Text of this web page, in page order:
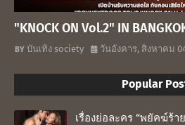
"KNOCK ON Vol.2" IN
บันเทิง society วันอังคาร, สิงหาคม
Popular
เรื่องย่อละคร “พยัคฆ์ร้า